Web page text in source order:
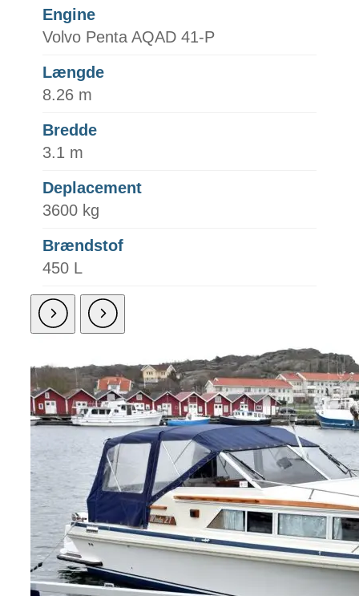
Engine
Volvo Penta AQAD 41-P
Længde
8.26 m
Bredde
3.1 m
Deplacement
3600 kg
Brændstof
450 L